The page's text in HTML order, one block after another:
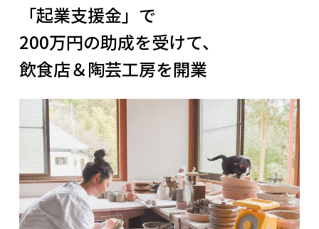
「起業支援金」で
200万円の助成を受けて、
飲食店＆陶芸工房を開業